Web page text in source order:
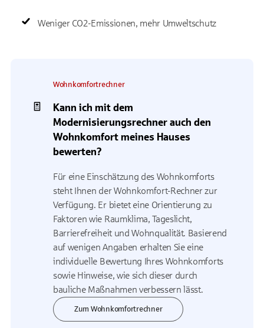
Weniger CO2-Emissionen, mehr Umweltschutz
Wohnkomfortrechner
Kann ich mit dem
Modernisierungsrechner auch den
Wohnkomfort meines Hauses
bewerten?
Für eine Einschätzung des Wohnkomforts
steht Ihnen der Wohnkomfort-Rechner zur
Verfügung. Er bietet eine Orientierung zu
Faktoren wie Raumklima, Tageslicht,
Barrierefreiheit und Wohnqualität. Basierend
auf wenigen Angaben erhalten Sie eine
individuelle Bewertung Ihres Wohnkomforts
sowie Hinweise, wie sich dieser durch
bauliche Maßnahmen verbessern lässt.
Zum Wohnkomfortrechner